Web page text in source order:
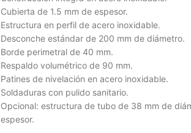
Cubierta de 1.5 mm de espesor.
Estructura en perfil de acero inoxidable.
Desconche estándar de 200 mm de diámetro.
Borde perimetral de 40 mm.
Respaldo volumétrico de 90 mm.
Patines de nivelación en acero inoxidable.
Soldaduras con pulido sanitario.
Opcional: estructura de tubo de 38 mm de
espesor.